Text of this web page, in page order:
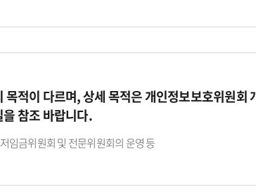
목적이 다르며, 상세 목적은 개인정보보호위원회
참조 바랍니다.
임금위원회 및 전문위원회의 운영 등